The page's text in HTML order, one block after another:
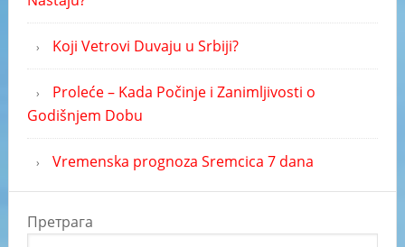
Koji Vetrovi Duvaju u Srbiji?
Proleće – Kada Počinje i Zanimljivosti o
Godišnjem Dobu
Vremenska prognoza Sremcica 7 dana
Претрага